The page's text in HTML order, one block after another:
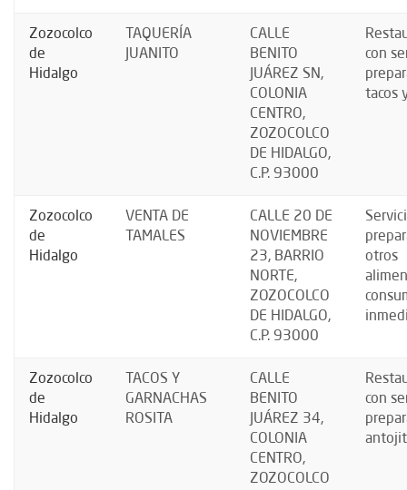
Zozocolco
de
Hidalgo
TAQUERÍA
JUANITO
CALLE
BENITO
JUÁREZ SN,
COLONIA
CENTRO,
ZOZOCOLCO
DE HIDALGO,
C.P. 93000
con
tacos
Zozocolco
de
Hidalgo
VENTA DE
TAMALES
CALLE 20 DE
NOVIEMBRE
23, BARRIO
NORTE,
ZOZOCOLCO
DE HIDALGO,
C.P. 93000
otros
Zozocolco
de
Hidalgo
TACOS Y
GARNACHAS
ROSITA
CALLE
BENITO
JUÁREZ 34,
COLONIA
CENTRO,
ZOZOCOLCO
con